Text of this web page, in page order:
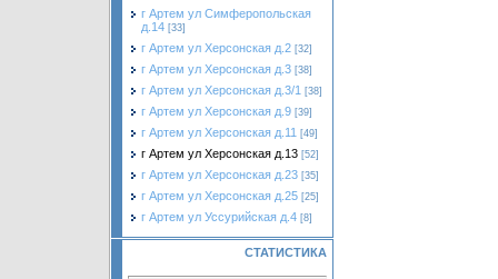
г Артем ул Симферопольская
д.14 [33]
г Артем ул Херсонская д.2 [32]
г Артем ул Херсонская д.3 [38]
г Артем ул Херсонская д.3/1 [38]
г Артем ул Херсонская д.9 [39]
г Артем ул Херсонская д.11 [49]
г Артем ул Херсонская д.13 [52]
г Артем ул Херсонская д.23 [35]
г Артем ул Херсонская д.25 [25]
г Артем ул Уссурийская д.4 [8]
СТАТИСТИКА